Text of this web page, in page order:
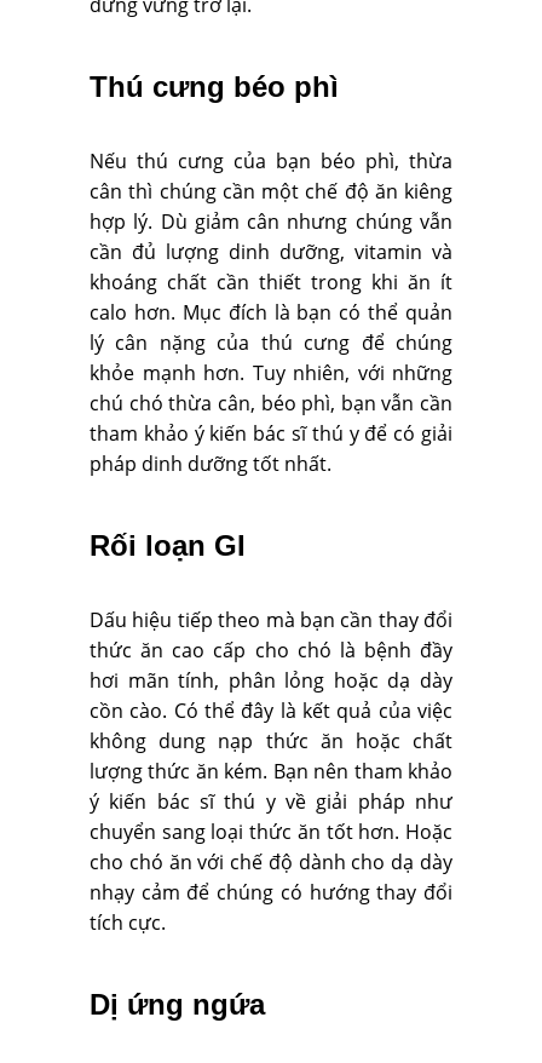
Thú cưng béo phì
Nếu thú cưng của bạn béo phì, thừa
cân thì chúng cần một chế độ ăn kiêng
hợp lý. Dù giảm cân nhưng chúng vẫn
cần đủ lượng dinh dưỡng, vitamin và
khoáng chất cần thiết trong khi ăn ít
calo hơn. Mục đích là bạn có thể quản
lý cân nặng của thú cưng để chúng
khỏe mạnh hơn. Tuy nhiên, với những
chú chó thừa cân, béo phì, bạn vẫn cần
tham khảo ý kiến bác sĩ thú y để có giải
pháp dinh dưỡng tốt nhất.
Rối loạn GI
Dấu hiệu tiếp theo mà bạn cần thay đổi
thức ăn cao cấp cho chó là bệnh đầy
hơi mãn tính, phân lỏng hoặc dạ dày
cồn cào. Có thể đây là kết quả của việc
không dung nạp thức ăn hoặc chất
lượng thức ăn kém. Bạn nên tham khảo
ý kiến bác sĩ thú y về giải pháp như
chuyển sang loại thức ăn tốt hơn. Hoặc
cho chó ăn với chế độ dành cho dạ dày
nhạy cảm để chúng có hướng thay đổi
tích cực.
Dị ứng ngứa